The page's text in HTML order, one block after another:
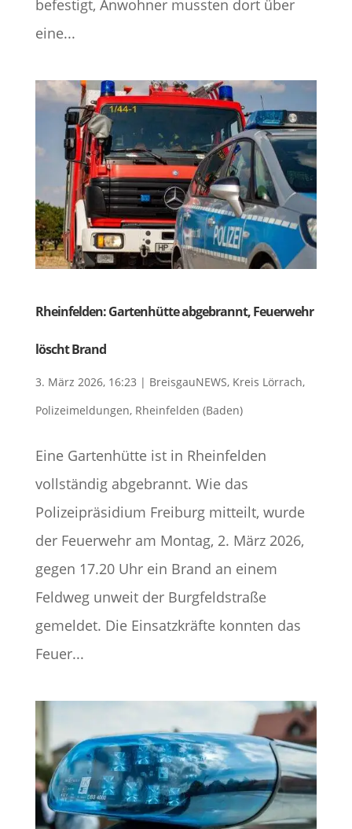
befestigt, Anwohner mussten dort über
eine...
Rheinfelden: Gartenhütte abgebrannt, Feuerwehr
löscht Brand
3. März 2026, 16:23 | BreisgauNEWS, Kreis Lörrach,
Polizeimeldungen, Rheinfelden (Baden)
Eine Gartenhütte ist in Rheinfelden
vollständig abgebrannt. Wie das
Polizeipräsidium Freiburg mitteilt, wurde
der Feuerwehr am Montag, 2. März 2026,
gegen 17.20 Uhr ein Brand an einem
Feldweg unweit der Burgfeldstraße
gemeldet. Die Einsatzkräfte konnten das
Feuer...